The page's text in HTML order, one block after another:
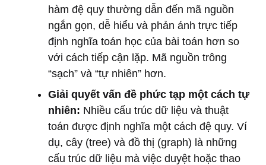
hàm đệ quy thường dẫn đến mã nguồn
ngắn gọn, dễ hiểu và phản ánh trực tiếp
định nghĩa toán học của bài toán hơn so
với cách tiếp cận lặp. Mã nguồn trông
“sạch” và “tự nhiên” hơn.
Giải quyết vấn đề phức tạp một cách tự
nhiên: Nhiều cấu trúc dữ liệu và thuật
toán được định nghĩa một cách đệ quy. Ví
dụ, cây (tree) và đồ thị (graph) là những
cấu trúc dữ liệu mà việc duyệt hoặc thao